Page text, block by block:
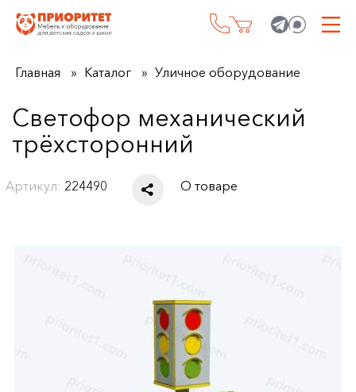
Главная Каталог Уличное оборудование
Светофор механический
трёхсторонний
Артикул: 224490 О товаре